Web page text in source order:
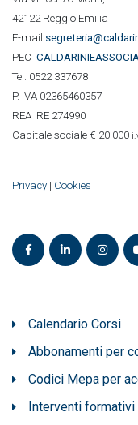
42122 Reggio Emilia
E-mail
PEC CALDARINIE
Tel. 0522 337678
P. IVA 02365460357
REA RE 274990
Capitale sociale € 20.000
Privacy | Cookies
Calendario Corsi
Abbonamenti per
Codici Mepa per
Interventi